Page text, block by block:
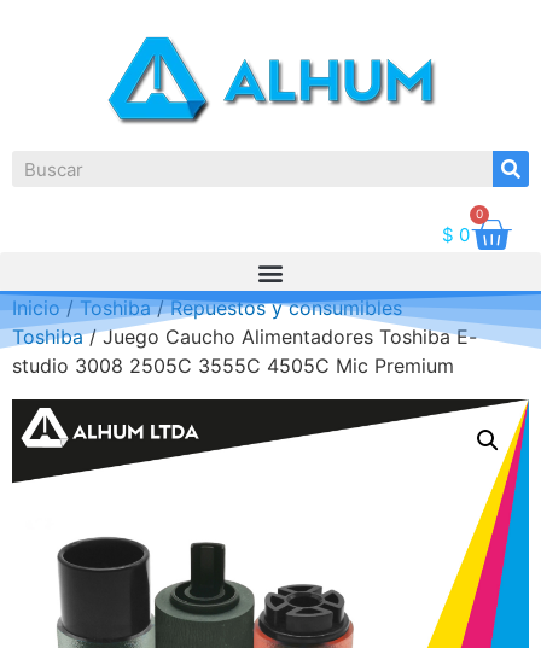
$ 0
0
Inicio/Toshiba/Repuestos y consumibles
Toshiba/ Juego Caucho Alimentadores Toshiba E-
studio 3008 2505C 3555C 4505C Mic Premium